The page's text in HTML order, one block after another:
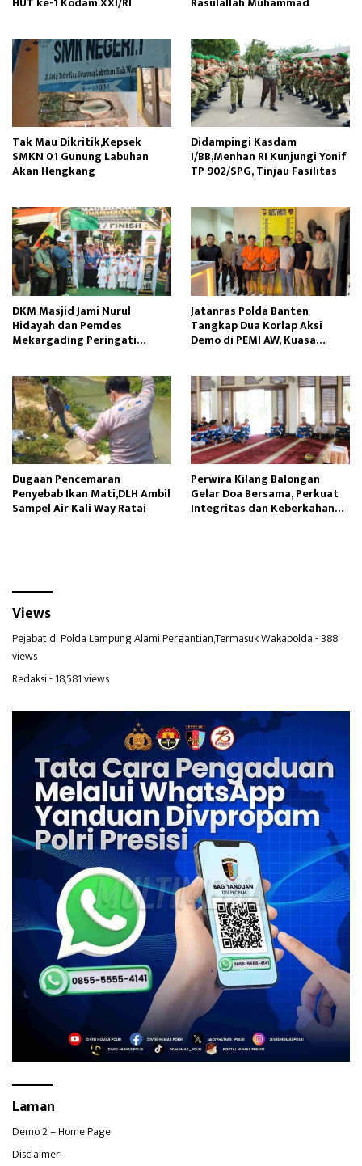
Tak Mau Dikritik,Kepsek
SMKN 01 Gunung Labuhan
Akan Hengkang
Didampingi Kasdam
I/BB,Menhan RI Kunjungi Yonif
TP 902/SPG, Tinjau Fasilitas
DKM Masjid Jami Nurul
Hidayah dan Pemdes
Mekargading Peringati
Jatanras Polda Banten
Tangkap Dua Korlap Aksi
Demo di PEMI AW, Kuasa
Dugaan Pencemaran
Penyebab Ikan Mati,DLH Ambil
Sampel Air Kali Way Ratai
Perwira Kilang Balongan
Gelar Doa Bersama, Perkuat
Integritas dan Keberkahan
Views
Pejabat di Polda Lampung Alami Pergantian,Termasuk Wakapolda- 388
views
Redaksi- 18,581 views
Laman
Demo 2 – Home Page
Disclaimer